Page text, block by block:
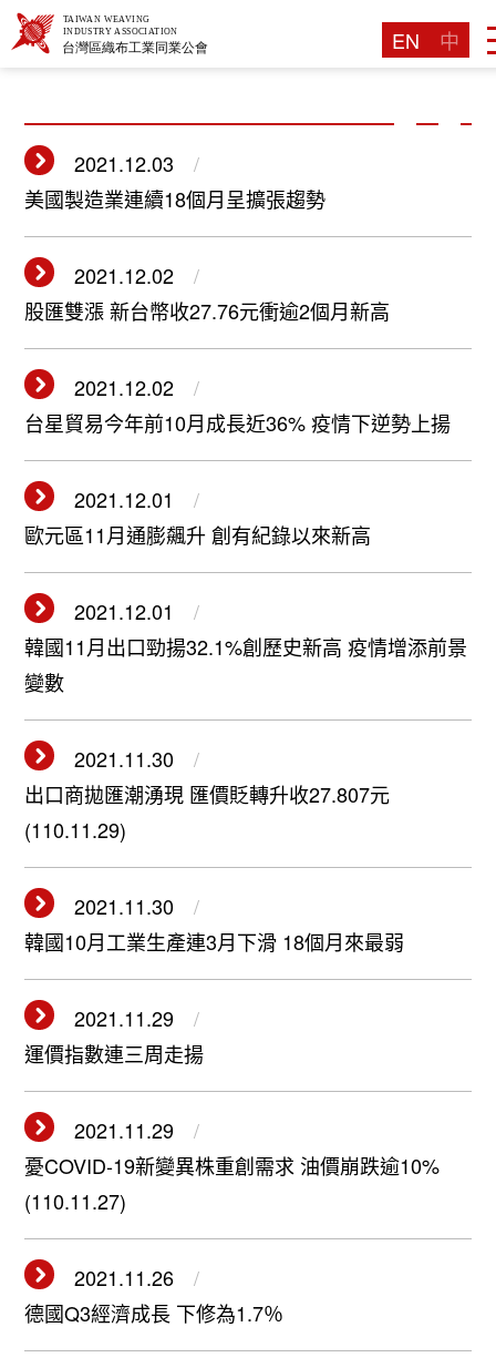
EN 中
2021.12.03
美國製造業連續18個月呈擴張趨勢
2021.12.02
股匯雙漲 新台幣收27.76元衝逾2個月新高
2021.12.02
台星貿易今年前10月成長近36% 疫情下逆勢上揚
2021.12.01
歐元區11月通膨飆升 創有紀錄以來新高
2021.12.01
韓國11月出口勁揚32.1%創歷史新高 疫情增添前景
變數
2021.11.30
出口商拋匯潮湧現 匯價貶轉升收27.807元
(110.11.29)
2021.11.30
韓國10月工業生產連3月下滑 18個月來最弱
2021.11.29
運價指數連三周走揚
2021.11.29
憂COVID-19新變異株重創需求 油價崩跌逾10%
(110.11.27)
2021.11.26
德國Q3經濟成長 下修為1.7％